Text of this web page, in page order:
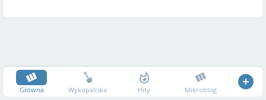
Główna Wykopalisko Hity Mikroblog